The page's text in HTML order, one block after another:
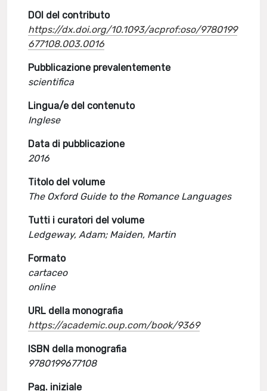
DOI del contributo
https://dx.doi.org/10.1093/acprof:oso/9780199
677108.003.0016
Pubblicazione prevalentemente
scientifica
Lingua/e del contenuto
Inglese
Data di pubblicazione
2016
Titolo del volume
The Oxford Guide to the Romance Languages
Tutti i curatori del volume
Ledgeway, Adam; Maiden, Martin
Formato
cartaceo
online
URL della monografia
https://academic.oup.com/book/9369
ISBN della monografia
9780199677108
Pag. iniziale